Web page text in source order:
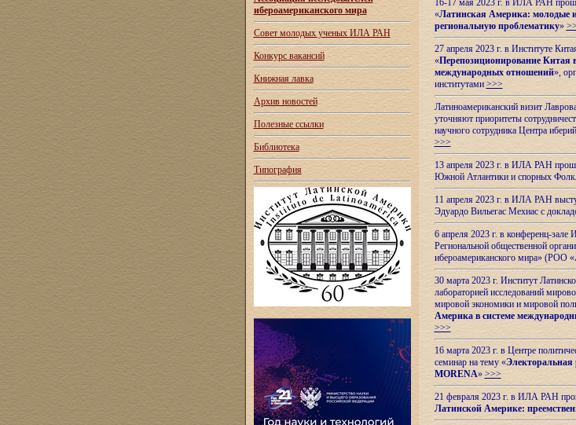
ибероамериканского мира
Совет молодых ученых ИЛА РАН
Конкурс вакансий
Книжная лавка
Архив новостей
Полезные ссылки
Библиотека
Типография
16-17 мая 2023 г. в ИЛА РАН
«Латинская Америка: молодые
региональную проблематику»
27 апреля 2023 г. в Институте
«Перепозиционирование Китая
международных отношений»,
институтами >>>
Латиноамериканский визит
уточняют приоритеты
научного сотрудника Центра
>>>
13 апреля 2023 г. в ИЛА РАН
Южной Атлантики и спорных
11 апреля 2023 г. в ИЛА РАН
Эдуардо Вильегас Мехиас c
6 апреля 2023 г. в конференц-
Региональной общественной
ибероамериканского мира»
30 марта 2023 г. Институт
лабораторией исследований
мировой экономики и мировой
Америка в системе
>>>
16 марта 2023 г. в Центре
семинар на тему «Электоральная
MORENA» >>>
21 февраля 2023 г. в ИЛА РАН
Латинской Америке: